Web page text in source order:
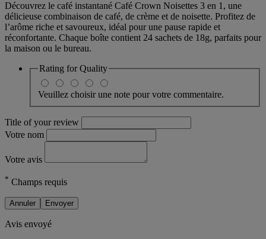
Découvrez le café instantané Café Crown Noisettes 3 en 1, une
délicieuse combinaison de café, de crème et de noisette. Profitez de
l’arôme riche et savoureux, idéal pour une pause rapide et
réconfortante. Chaque boîte contient 24 sachets de 18g, parfaits pour
la maison ou le bureau.
Rating forQuality
Veuillez choisir une note pour votre commentaire.
Title of your review
Votre nom
Votre avis
* Champs requis
Annuler Envoyer
Avis envoyé